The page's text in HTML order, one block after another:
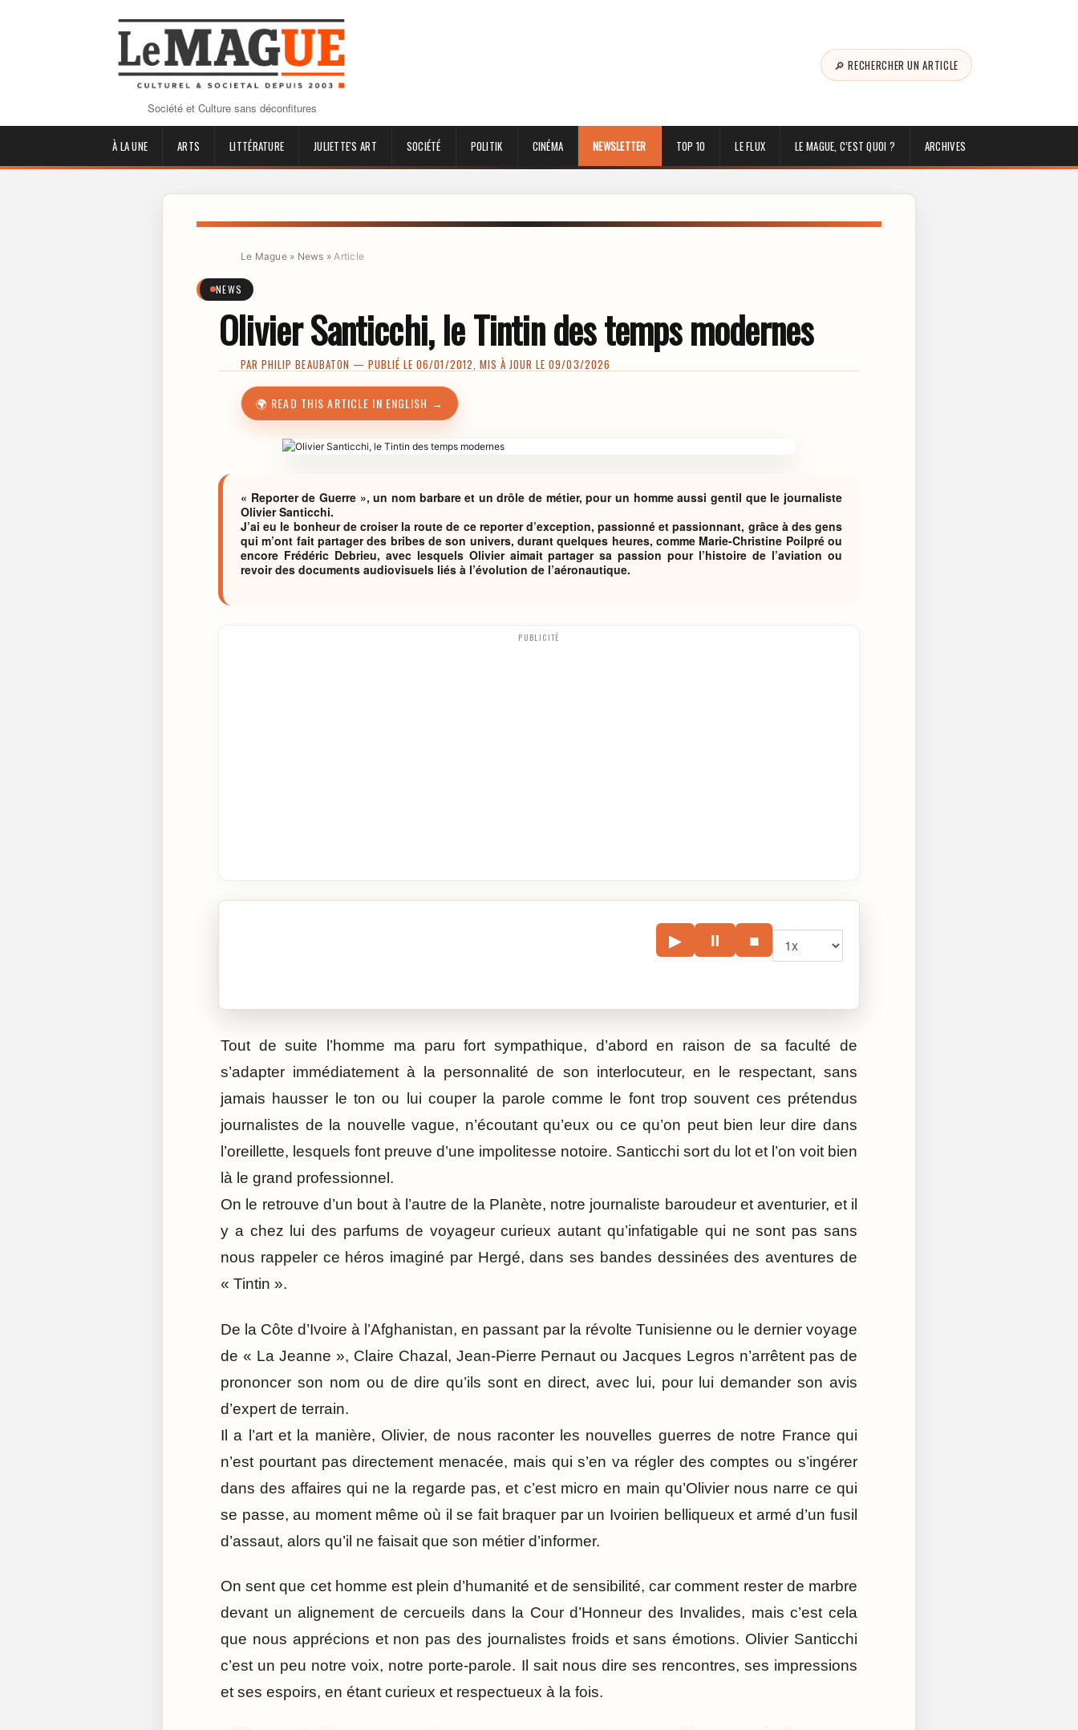
Société et Culture sans déconfitures
🔎 RECHERCHER UN ARTICLE
À LA UNE ARTS LITTÉRATURE JULIETTE'S ART SOCIÉTÉ POLITIK CINÉMA NEWSLETTER TOP 10 LE FLUX LE MAGUE, C’EST QUOI ? ARCHIVES
Le Mague» News » Article
NEWS
Olivier Santicchi, le Tintin des temps modernes
PARPHILIP BEAUBATON — PUBLIÉ LE 06/01/2012, MIS À JOUR LE 09/03/2026
🌍 READ THIS ARTICLE IN ENGLISH →
« Reporter de Guerre », un nom barbare et un drôle de métier, pour un homme aussi gentil que le journaliste
Olivier Santicchi.
J’ai eu le bonheur de croiser la route de ce reporter d’exception, passionné et passionnant, grâce à des gens
qui m’ont fait partager des bribes de son univers, durant quelques heures, comme Marie-Christine Poilpré ou
encore Frédéric Debrieu, avec lesquels Olivier aimait partager sa passion pour l’histoire de l’aviation ou
revoir des documents audiovisuels liés à l’évolution de l’aéronautique.
PUBLICITÉ
▶ ⏸ ■
Tout de suite l’homme ma paru fort sympathique, d’abord en raison de sa faculté de
s’adapter immédiatement à la personnalité de son interlocuteur, en le respectant, sans
jamais hausser le ton ou lui couper la parole comme le font trop souvent ces prétendus
journalistes de la nouvelle vague, n’écoutant qu’eux ou ce qu’on peut bien leur dire dans
l’oreillette, lesquels font preuve d’une impolitesse notoire. Santicchi sort du lot et l’on voit bien
là le grand professionnel.
On le retrouve d’un bout à l’autre de la Planète, notre journaliste baroudeur et aventurier, et il
y a chez lui des parfums de voyageur curieux autant qu’infatigable qui ne sont pas sans
nous rappeler ce héros imaginé par Hergé, dans ses bandes dessinées des aventures de
« Tintin ».
De la Côte d’Ivoire à l’Afghanistan, en passant par la révolte Tunisienne ou le dernier voyage
de « La Jeanne », Claire Chazal, Jean-Pierre Pernaut ou Jacques Legros n’arrêtent pas de
prononcer son nom ou de dire qu’ils sont en direct, avec lui, pour lui demander son avis
d’expert de terrain.
Il a l’art et la manière, Olivier, de nous raconter les nouvelles guerres de notre France qui
n’est pourtant pas directement menacée, mais qui s’en va régler des comptes ou s’ingérer
dans des affaires qui ne la regarde pas, et c’est micro en main qu’Olivier nous narre ce qui
se passe, au moment même où il se fait braquer par un Ivoirien belliqueux et armé d’un fusil
d’assaut, alors qu’il ne faisait que son métier d’informer.
On sent que cet homme est plein d’humanité et de sensibilité, car comment rester de marbre
devant un alignement de cercueils dans la Cour d’Honneur des Invalides, mais c’est cela
que nous apprécions et non pas des journalistes froids et sans émotions. Olivier Santicchi
c’est un peu notre voix, notre porte-parole. Il sait nous dire ses rencontres, ses impressions
et ses espoirs, en étant curieux et respectueux à la fois.